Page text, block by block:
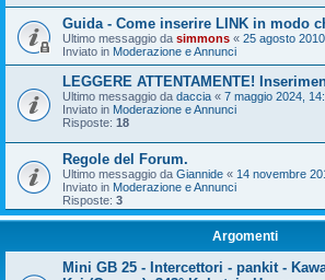
Guida - Come inserire LINK in modo
Ultimo messaggio da simmons « 25 agosto
Inviato in Moderazione e Annunci
LEGGERE ATTENTAMENTE!
Ultimo messaggio da daccia « 7 maggio 2024,
Inviato in Moderazione e Annunci
Risposte: 18
Regole del Forum.
Ultimo messaggio da Giannide « 14 novembre
Inviato in Moderazione e Annunci
Risposte: 3
Argomenti
Mini GB 25 - Intercettori - pankit -